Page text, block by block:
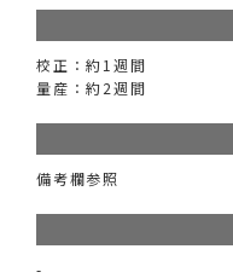
校正：約1週間
量産：約2週間
備考欄参照
-